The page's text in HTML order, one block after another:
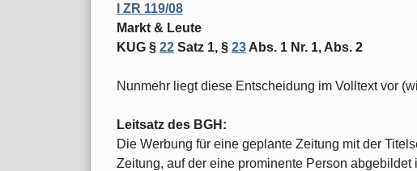
I ZR 119/08
Markt & Leute
KUG § 22 Satz 1, § 23 Abs. 1 Nr. 1, Abs. 2
Nunmehr liegt diese Entscheidung im Volltext vor
Leitsatz des BGH:
Die Werbung für eine geplante Zeitung mit der
Zeitung, auf der eine prominente Person